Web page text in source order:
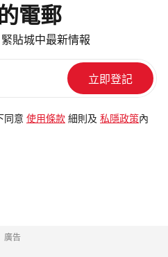
電郵
貼城中最新情報
同意 使用條款 細則及 私隱政策 內
廣告